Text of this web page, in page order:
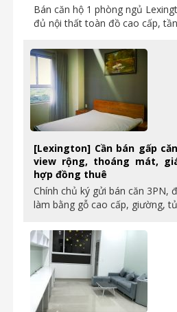
Bán căn hộ 1 phòng ngủ
đủ nội thất toàn đồ cao cấp,
[Lexington] Cần bán gấp
view rộng, thoáng mát,
hợp đồng thuê
Chính chủ ký gửi bán căn 3PN,
làm bằng gỗ cao cấp, giường,